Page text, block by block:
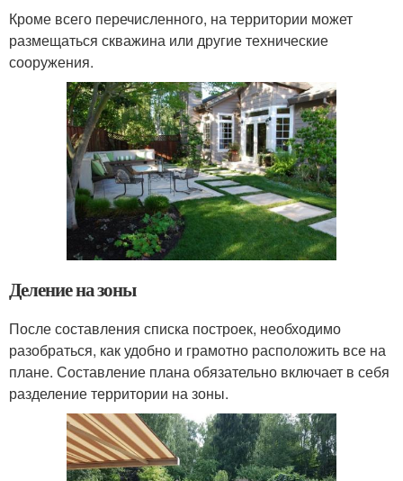
Кроме всего перечисленного, на территории может
размещаться скважина или другие технические
сооружения.
Деление на зоны
После составления списка построек, необходимо
разобраться, как удобно и грамотно расположить все на
плане. Составление плана обязательно включает в себя
разделение территории на зоны.